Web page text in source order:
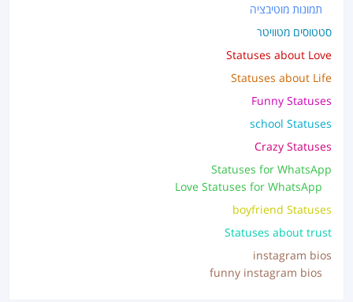
תמונות מוטיבציה
סטטוסים מטוויטר
Statuses about Love
Statuses about Life
Funny Statuses
school Statuses
Crazy Statuses
Statuses for WhatsApp
Love Statuses for WhatsApp
boyfriend Statuses
Statuses about trust
instagram bios
funny instagram bios